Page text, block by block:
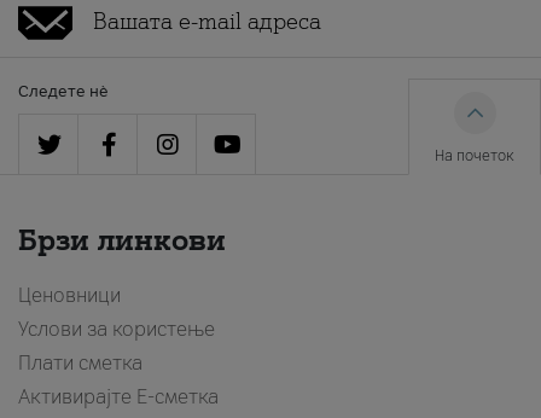
Следете нè
На почеток
Брзи линкови
Ценовници
Услови за користење
Плати сметка
Активирајте Е-сметка